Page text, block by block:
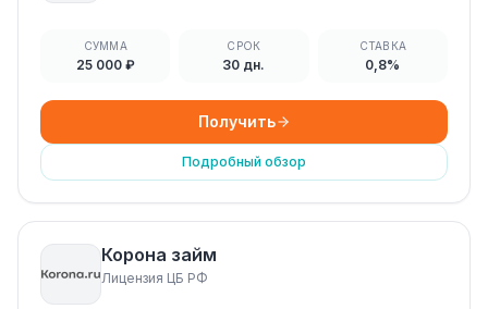
СУММА
25 000 ₽
СРОК
30 дн.
СТАВКА
0,8%
Получить
Подробный обзор
Корона займ
Лицензия ЦБ РФ